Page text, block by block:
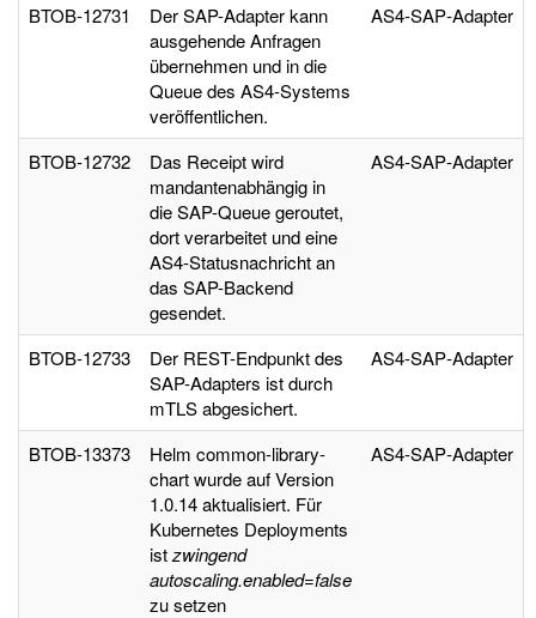
BTOB‑12731
Der SAP-Adapter kann
ausgehende Anfragen
übernehmen und in die
Queue des AS4-Systems
veröffentlichen.
AS4‑SAP‑Adapter
BTOB‑12732
Das Receipt wird
mandantenabhängig in
die SAP-Queue geroutet,
dort verarbeitet und eine
AS4-Statusnachricht an
das SAP-Backend
gesendet.
AS4‑SAP‑Adapter
BTOB‑12733
Der REST-Endpunkt des
SAP-Adapters ist durch
mTLS abgesichert.
AS4‑SAP‑Adapter
BTOB‑13373
Helm common-library-
chart wurde auf Version
1.0.14 aktualisiert. Für
Kubernetes Deployments
istzwingend
autoscaling.enabled=false
zu setzen
AS4‑SAP‑Adapter